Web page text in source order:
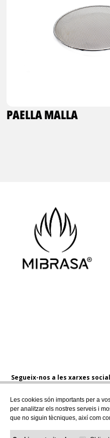
Les cookies són importants per a
per analitzar els nostres serveis i
que no siguin tècniques, així com
PAELLA MALLA
Segueix-nos a les xarxes